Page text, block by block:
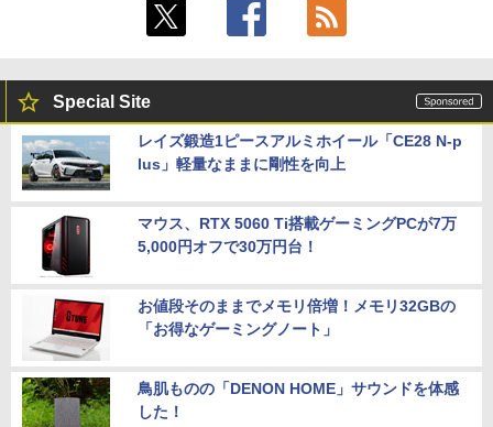
Special Site
レイズ鍛造1ピースアルミホイール「CE28 N-p
lus」軽量なままに剛性を向上
マウス、RTX 5060 Ti搭載ゲーミングPCが7万
5,000円オフで30万円台！
お値段そのままでメモリ倍増！メモリ32GBの
「お得なゲーミングノート」
鳥肌ものの「DENON HOME」サウンドを体感
した！